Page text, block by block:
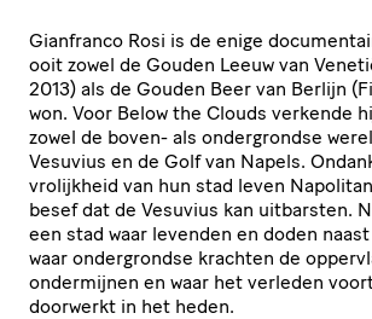
Gianfranco Rosi is de enige
ooit zowel de Gouden Leeuw van
2013) als de Gouden Beer van Berlijn
won. Voor Below the Clouds verkende
zowel de boven- als ondergrondse
Vesuvius en de Golf van Napels.
vrolijkheid van hun stad leven
besef dat de Vesuvius kan uitbarsten.
een stad waar levenden en doden
waar ondergrondse krachten de
ondermijnen en waar het verleden
doorwerkt in het heden.